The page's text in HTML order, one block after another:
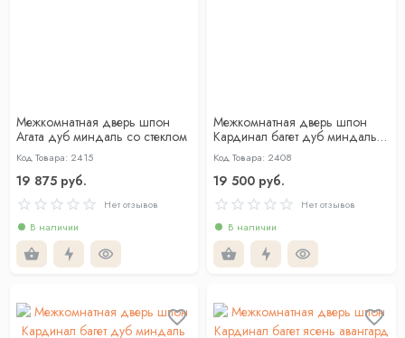
Межкомнатная дверь шпон
Агата дуб миндаль со стеклом
Код Товара: 2415
19 875 руб.
Нет отзывов
В наличии
Межкомнатная дверь шпон
Кардинал багет дуб миндаль
глухая
Код Товара: 2408
19 500 руб.
Нет отзывов
В наличии